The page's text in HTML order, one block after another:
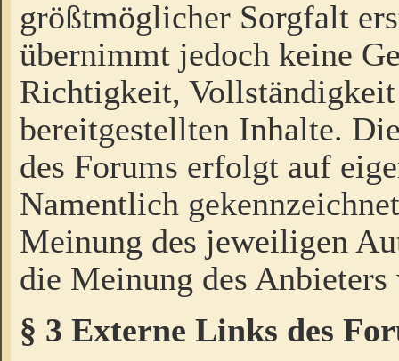
größtmöglicher Sorgfalt
übernimmt jedoch keine
Richtigkeit,
bereitgestellten Inhalte.
des Forums erfolgt auf
Namentlich
Meinung des jeweiligen
die Meinung des Anbieters
§ 3 Externe Links des